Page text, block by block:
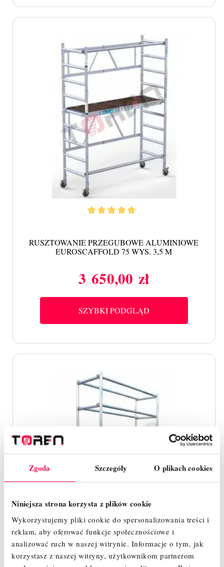
Zgoda Szczegóły O plikach cookies
Niniejsza strona korzysta z plików cookie
Wykorzystujemy pliki cookie do spersonalizowania treści i
reklam, aby oferować funkcje społecznościowe i
analizować ruch w naszej witrynie. Informacje o tym, jak
korzystasz z naszej witryny, użytkownikom partnerom
RUSZTOWANIE PRZEGUBOWE ALUMINIOWE
EUROSCAFFOLD 75 WYS. 3,5 M
Cena
3 650,00 zł
SZYBKI PODGLĄD